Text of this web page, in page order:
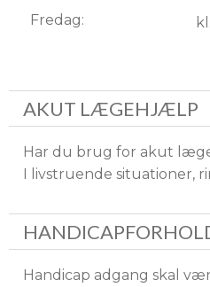
Fredag:
AKUT LÆGEHJÆLP
Har du brug for akut
I livstruende situationer,
Handicap adgang skal